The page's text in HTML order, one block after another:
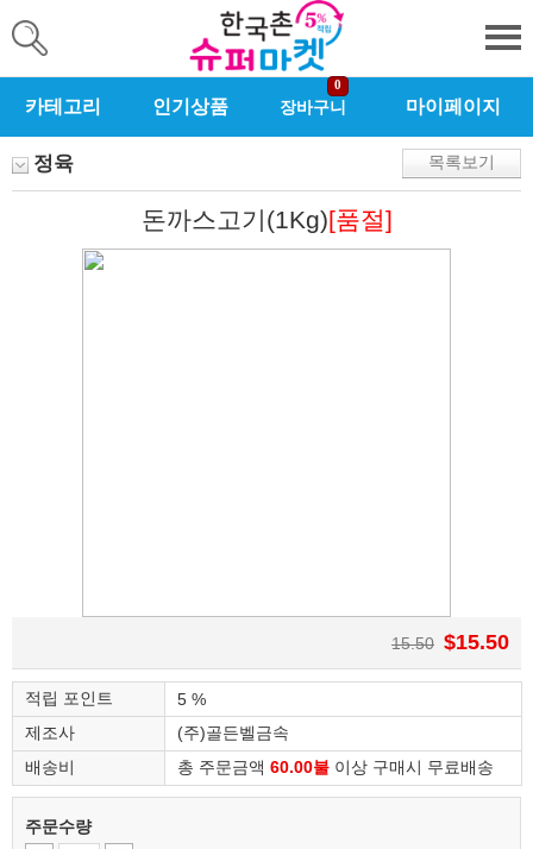
카테고리 인기상품 장바구니
0
마이페이지
정육 목록보기
돈까스고기(1Kg)[품절]
15.50 $15.50
적립 포인트
5 %
제조사
(주)골든벨금속
배송비
총 주문금액 60.00불 이상 구매시 무료배송
주문수량